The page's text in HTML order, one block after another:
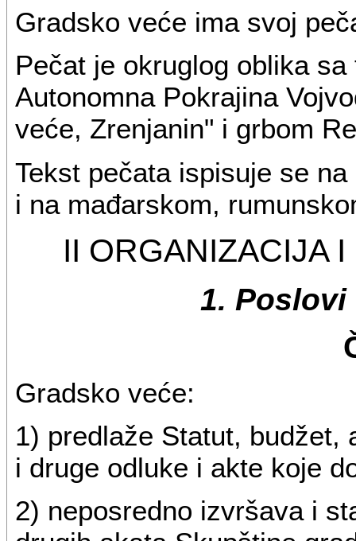
Gradsko veće ima svoj
Pečat je okruglog oblika
Autonomna Pokrajina
veće, Zrenjanin" i grbom
Tekst pečata ispisuje se
i na mađarskom,
II ORGANIZACIJA
1. Poslovi
Gradsko veće:
1) predlaže Statut, budžet,
i druge odluke i akte koje
2) neposredno izvršava i